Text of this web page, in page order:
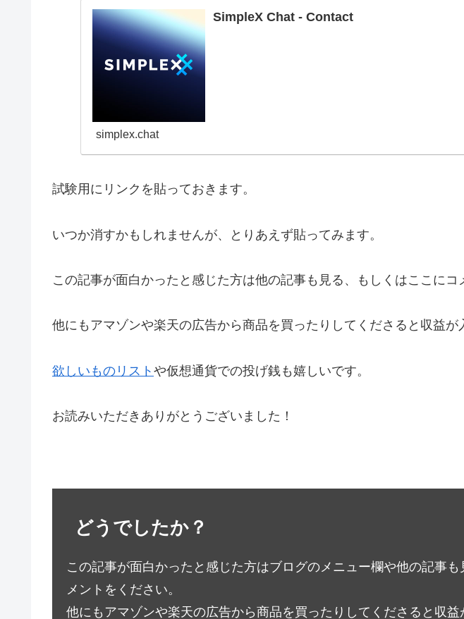
SimpleX Chat - Contact
simplex.chat
試験用にリンクを貼っておきます。
いつか消すかもしれませんが、とりあえず貼ってみます。
この記事が面白かったと感じた方は他の記事も見る、もしくはここにコ
他にもアマゾンや楽天の広告から商品を買ったりしてくださると収益が
欲しいものリスト や仮想通貨での投げ銭も嬉しいです。
お読みいただきありがとうございました！
どうでしたか？
この記事が面白かったと感じた方はブログのメニュー欄や他の記事
メントをください。
他にもアマゾンや楽天の広告から商品を買ったりしてくださると収益